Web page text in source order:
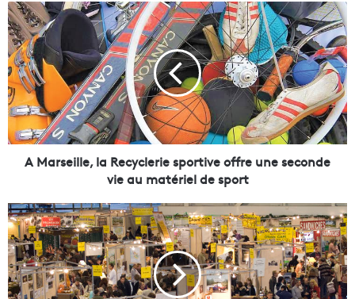
A
M
a
r
s
e
i
l
l
a
R
e
c
y
c
A Marseille, la Recyclerie sportive offre une seconde
vie au matériel de sport
S
a
v
i
m
: